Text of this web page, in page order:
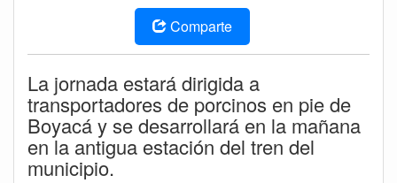
Comparte
La jornada estará dirigida a
transportadores de porcinos en pie de
Boyacá y se desarrollará en la mañana
en la antigua estación del tren del
municipio.